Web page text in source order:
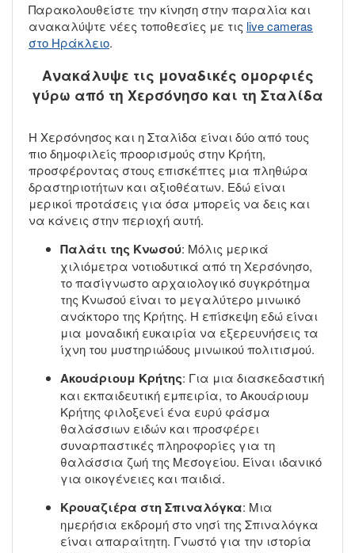
Παρακολουθείστε την κίνηση στην παραλία και
ανακαλύψτε νέες τοποθεσίες με τις live cameras
στο Ηράκλειο.
Ανακάλυψε τις μοναδικές ομορφιές
γύρω από τη Χερσόνησο και τη Σταλίδα
Η Χερσόνησος και η Σταλίδα είναι δύο από τους
πιο δημοφιλείς προορισμούς στην Κρήτη,
προσφέροντας στους επισκέπτες μια πληθώρα
δραστηριοτήτων και αξιοθέατων. Εδώ είναι
μερικοί προτάσεις για όσα μπορείς να δεις και
να κάνεις στην περιοχή αυτή.
Παλάτι της Κνωσού: Μόλις μερικά
χιλιόμετρα νοτιοδυτικά από τη Χερσόνησο,
το πασίγνωστο αρχαιολογικό συγκρότημα
της Κνωσού είναι το μεγαλύτερο μινωικό
ανάκτορο της Κρήτης. Η επίσκεψη εδώ είναι
μια μοναδική ευκαιρία να εξερευνήσεις τα
ίχνη του μυστηριώδους μινωικού πολιτισμού.
Ακουάριουμ Κρήτης: Για μια διασκεδαστική
και εκπαιδευτική εμπειρία, το Ακουάριουμ
Κρήτης φιλοξενεί ένα ευρύ φάσμα
θαλάσσιων ειδών και προσφέρει
συναρπαστικές πληροφορίες για τη
θαλάσσια ζωή της Μεσογείου. Είναι ιδανικό
για οικογένειες και παιδιά.
Κρουαζιέρα στη Σπιναλόγκα: Μια
ημερήσια εκδρομή στο νησί της Σπιναλόγκα
είναι απαραίτητη. Γνωστό για την ιστορία